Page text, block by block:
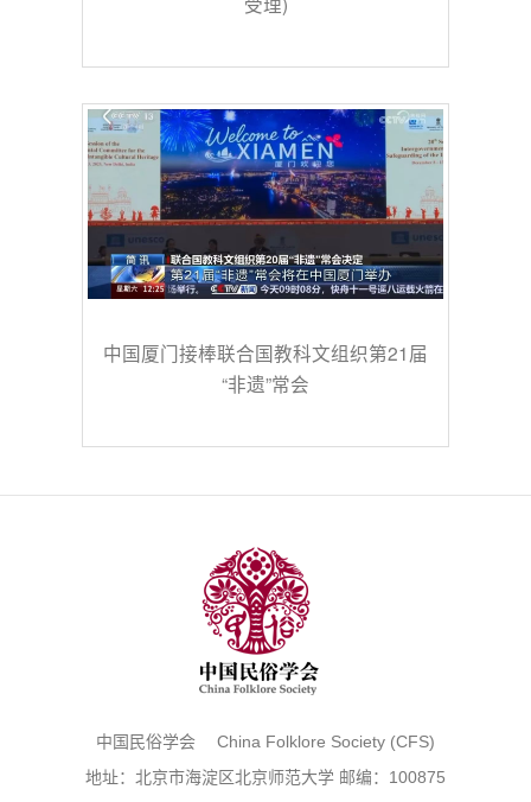
中国厦门接棒联合国教科文组织第21届
“非遗”常会
中国民俗学会 China Folklore Society (CFS)
地址：北京市海淀区北京师范大学 邮编：100875